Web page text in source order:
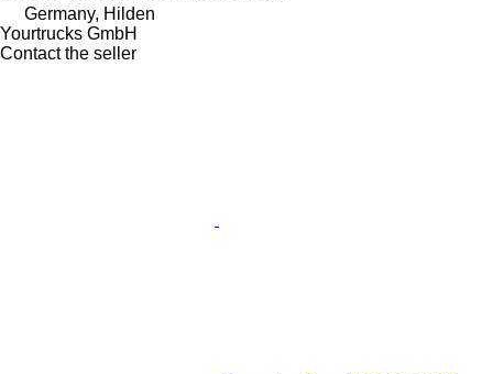
Germany, Hilden
Yourtrucks GmbH
Contact the seller